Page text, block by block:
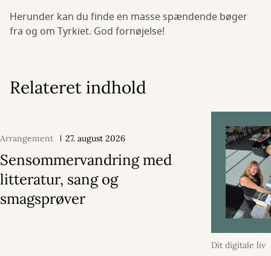
Herunder kan du finde en masse spændende bøger
fra og om Tyrkiet. God fornøjelse!
Relateret indhold
Arrangement 27. august 2026
Sensommervandring med
litteratur, sang og
smagsprøver
Dit digitale liv